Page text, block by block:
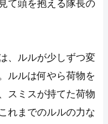
て頭を抱える隊長の
、ルルが少しずつ変
ルルは何やら荷物を
スミスが持てた荷物
れまでのルルの力な